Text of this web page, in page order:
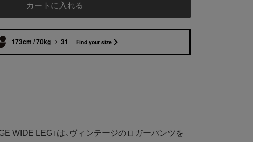
カートに入れる
173cm / 70kg 31 Find your size
WIDE LEG」は、ヴィンテージのロガーパンツを